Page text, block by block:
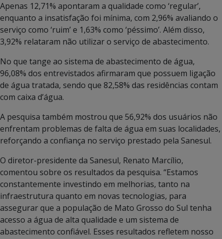
Apenas 12,71% apontaram a qualidade como ‘regular’,
enquanto a insatisfação foi mínima, com 2,96% avaliando o
serviço como ‘ruim’ e 1,63% como ‘péssimo’. Além disso,
3,92% relataram não utilizar o serviço de abastecimento.
No que tange ao sistema de abastecimento de água,
96,08% dos entrevistados afirmaram que possuem ligação
de água tratada, sendo que 82,58% das residências contam
com caixa d’água.
A pesquisa também mostrou que 56,92% dos usuários não
enfrentam problemas de falta de água em suas localidades,
reforçando a confiança no serviço prestado pela Sanesul.
O diretor-presidente da Sanesul, Renato Marcílio,
comentou sobre os resultados da pesquisa. “Estamos
constantemente investindo em melhorias, tanto na
infraestrutura quanto em novas tecnologias, para
assegurar que a população de Mato Grosso do Sul tenha
acesso a água de alta qualidade e um sistema de
abastecimento confiável. Esses resultados refletem nosso